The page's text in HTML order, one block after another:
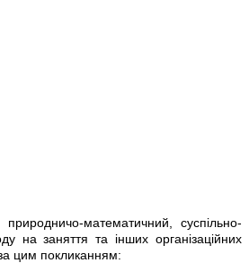
математичний, суспільно-
на заняття та інших організаційних
цим покликанням: